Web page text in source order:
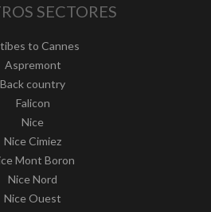
SECTORES
to Cannes
Aspremont
Back country
Falicon
Nice
Nice Cimiez
Mont Boron
Nice Nord
Nice Ouest